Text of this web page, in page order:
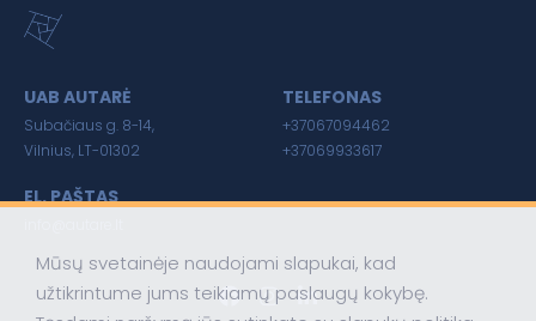
UAB AUTARĖ
Subačiaus g. 8-14,
Vilnius, LT-01302
TELEFONAS
+37067094462
+37069933617
EL. PAŠTAS
Mūsų svetainėje naudojami slapukai, kad
užtikrintume jums teikiamų paslaugų kokybę.